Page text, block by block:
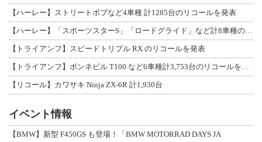
【ハーレー】ストリートボブなど4車種 計1285台のリコールを発表
【トライアンフ】スピードトリプル RX のリコールを発表
【リコール】カワサキ Ninja ZX-6R 計1,930台
イベント情報
【BMW】新型 F450GS も登場！「BMW MOTORRAD DAYS JA